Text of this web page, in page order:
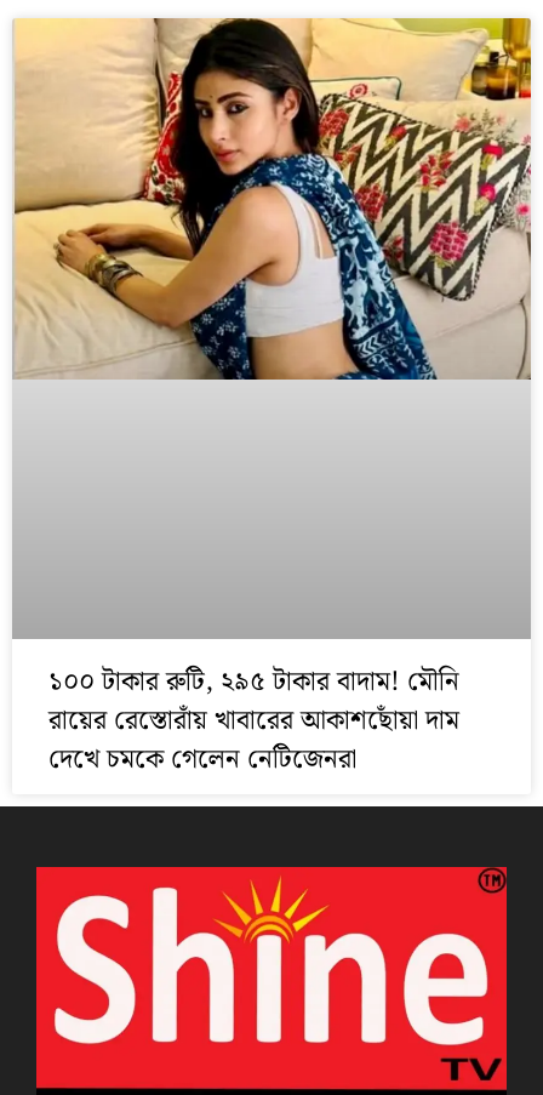
১০০ টাকার রুটি, ২৯৫ টাকার বাদাম! মৌনি
রায়ের রেস্তোরাঁয় খাবারের আকাশছোঁয়া দাম
দেখে চমকে গেলেন নেটিজেনরা